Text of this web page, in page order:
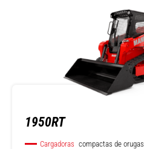
1950RT
Cargadoras compactas de orugas